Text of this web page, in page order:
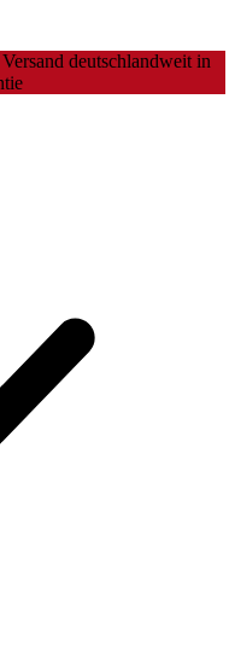
deutschlandweit in